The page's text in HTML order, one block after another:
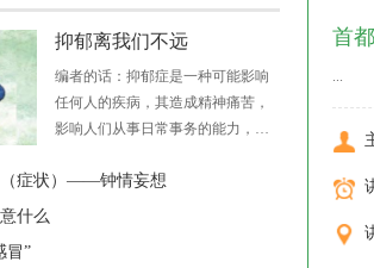
抑郁离我们不远
编者的话：抑郁症是一种可能影响
任何人的疾病，其造成精神痛苦，
影响人们从事日常事务的能力，甚
症最坏的后果是自杀，这是15~29岁
（症状）——钟情妄想
什么
冒”
首
...